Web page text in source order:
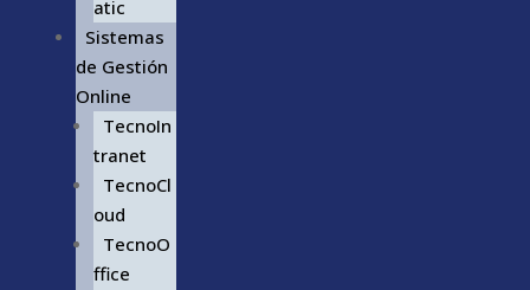
atic
Sistemas
de Gestión
Online
TecnoIn
tranet
TecnoCl
oud
TecnoO
ffice